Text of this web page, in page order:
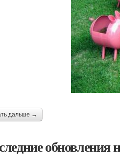
дальше →
обновления